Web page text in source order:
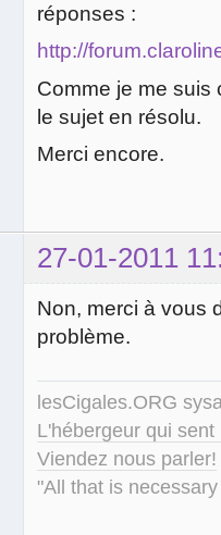
réponses :
http://
Comme je me suis
le sujet en résolu.
Merci encore.
27-01-2011
Non, merci à vous
problème.
lesCigales.ORG
L'hébergeur qui
Viendez nous parler!
"All that is